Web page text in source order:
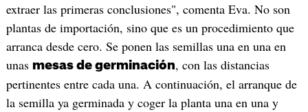
extraer las primeras conclusiones", comenta Eva. No son
plantas de importación, sino que es un procedimiento que
arranca desde cero. Se ponen las semillas una en una en
unas mesas de germinación, con las distancias
pertinentes entre cada una. A continuación, el arranque de
la semilla ya germinada y coger la planta una en una y